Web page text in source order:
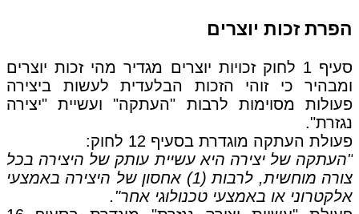
הפרת זכות יוצרים
סעיף 1 לחוק זכויות יוצרים מגדיר מהי זכות יוצרים
ומבהיר כי זוהי הזכות הבלעדית לעשות ביצירה
פעולות מסוימות לרבות "העתקה" ועשיית "יצירה
נגזרת".
פעולת העתקה מוגדרת בסעיף 12 לחוק:
"העתקה של יצירה היא עשיית עותק של היצירה בכל
צורה מוחשית, לרבות (1) אחסון של היצירה באמצעי
אלקטרוני או באמצעי טכנולוגי אחר".